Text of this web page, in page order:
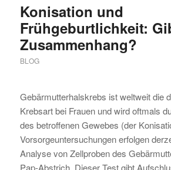
Konisation und
Frühgeburtlichkeit:
Zusammenhang?
BLOG
Gebärmutterhalskrebs ist weltweit die
Krebsart bei Frauen und wird oftmals
des betroffenen Gewebes (der
Vorsorgeuntersuchungen erfolgen
Analyse von Zellproben des